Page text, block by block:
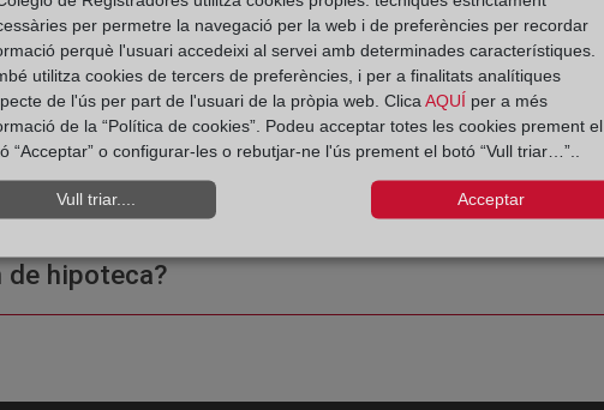
o una certificación?
de hipoteca?
per permetre la navegació per la web i de preferències per recordar
perquè l'usuari accedeixi al servei amb determinades característiques.
utilitza cookies de tercers de preferències, i per a finalitats analítiques
de l'ús per part de l'usuari de la pròpia web. Clica AQUÍ per a més
de la “Política de cookies”. Podeu acceptar totes les cookies prement el
“Acceptar” o configurar-les o rebutjar-ne l'ús prement el botó “Vull triar…”..
Vull triar.... Acceptar